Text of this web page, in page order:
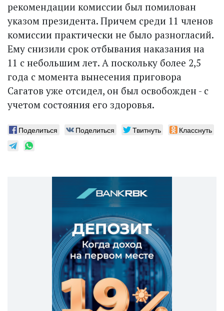
рекомендации комиссии был помилован
указом президента. Причем среди 11 членов
комиссии прак­тически не было разногласий.
Ему снизили срок отбывания наказания на
11 с небольшим лет. А поскольку более 2,5
года с момента вынесения приговора
Сагатов уже отсидел, он был освобожден - с
учетом состояния его здоровья.
Поделиться Поделиться Твитнуть Класснуть